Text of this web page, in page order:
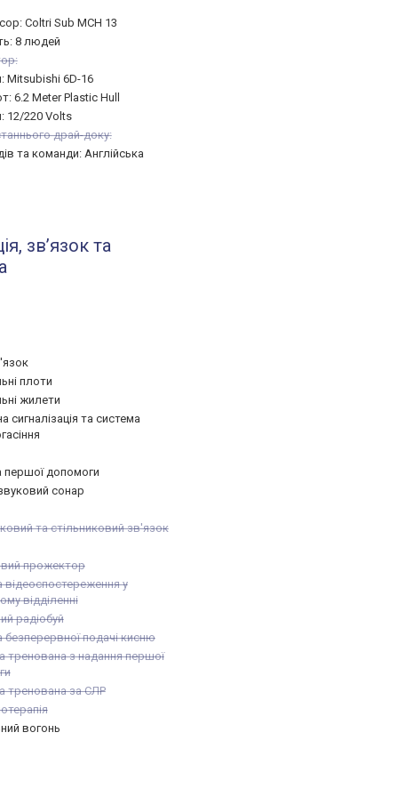
Coltri Sub MCH 13
8 людей
Mitsubishi 6D-16
6.2 Meter Plastic Hull
12/220 Volts
драй-доку:
та команди: Англійська
звʼязок та
плоти
жилети
сигналізація та система
першої допомоги
сонар
та стільниковий зв'язок
прожектор
відеоспостереження у
відділенні
радіобуй
безперервної подачі кисню
тренована з надання першої
тренована за СЛР
вогонь